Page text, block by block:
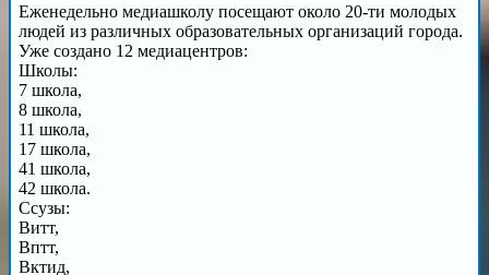
Еженедельно медиашколу посещают около 20-ти молодых
людей из различных образовательных организаций города.
Уже создано 12 медиацентров:
Школы:
7 школа,
8 школа,
11 школа,
17 школа,
41 школа,
42 школа.
Ссузы:
Витт,
Вптт,
Вктид,